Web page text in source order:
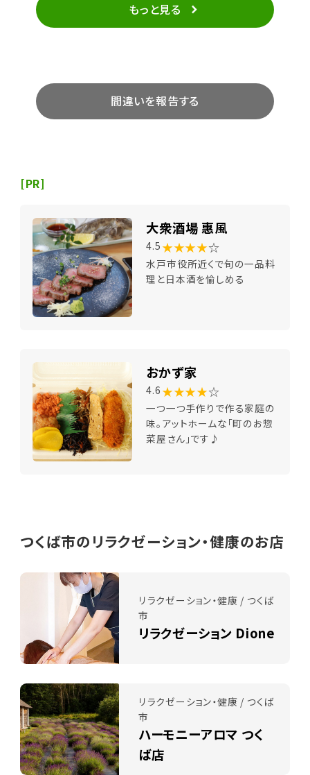
もっと見る
間違いを報告する
[PR]
大衆酒場 惠風
4.5 ★★★★☆
水戸市役所近くで旬の一品料
理と日本酒を愉しめる
おかず家
4.6 ★★★★☆
一つ一つ手作りで作る家庭の
味。アットホームな「町のお惣
菜屋さん」です♪
つくば市のリラクゼーション・健康のお店
リラクゼーション・健康 / つくば
市
リラクゼーション Dione
リラクゼーション・健康 / つくば
市
ハーモニーアロマ つく
ば店